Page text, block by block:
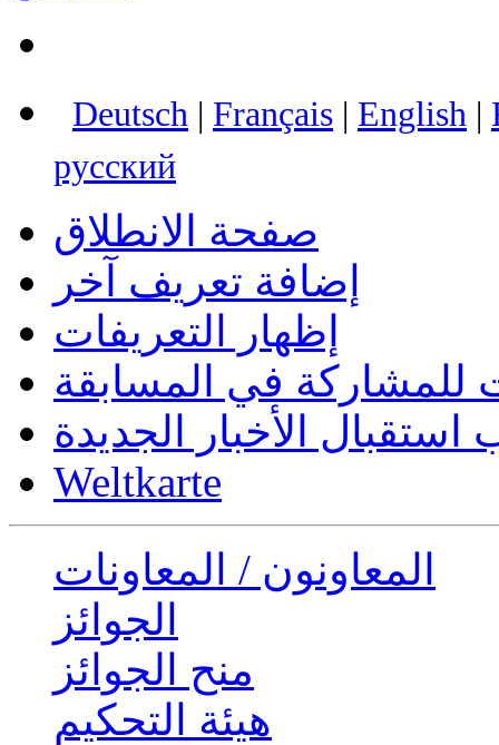
Deutsch | Français | English |
русский
صفحة الانطلاق
إضافة تعريف آخر
إظهار التعريفات
للمشاركة في المسابقة
الأخبار الجديدة
Weltkarte
المعاونون / المعاونات
الجوائز
منح الجوائز
هيئة التحكيم